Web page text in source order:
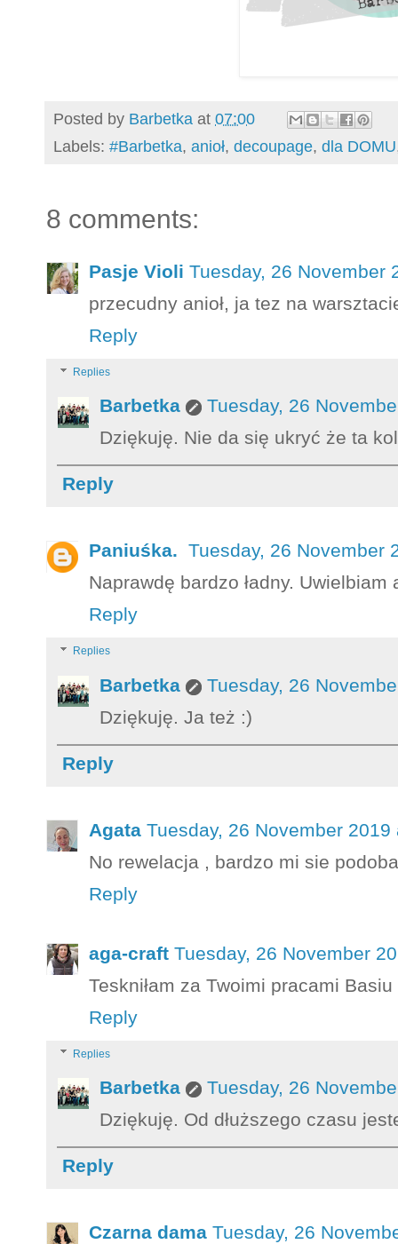
Posted by Barbetka at 07:00
Labels: #Barbetka, anioł, decoupage, dla DOMU
8 comments:
Pasje Violi Tuesday, 26 November
przecudny anioł, ja tez na
Reply
Replies
Barbetka
Tuesday, 26
Dziękuję. Nie da się ukryć że ta
Reply
Paniuśka. Tuesday, 26 November
Naprawdę bardzo ładny. Uwielbiam
Reply
Replies
Barbetka
Tuesday, 26
Dziękuję. Ja też :)
Reply
Agata Tuesday, 26 November
No rewelacja , bardzo mi sie
Reply
aga-craft Tuesday, 26 November
Teskniłam za Twoimi pracami
Reply
Replies
Barbetka
Tuesday, 26
Dziękuję. Od dłuższego czasu
Reply
Czarna dama Tuesday, 26